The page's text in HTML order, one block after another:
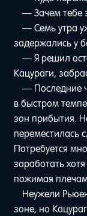
— Зачем тебе
— Семь утра
задержались у
— Я решил
Кацураги,
— Последние
в быстром
зон прибытия.
переместилась
Потребуется
заработать
пожимая
Неужели
зоне, но